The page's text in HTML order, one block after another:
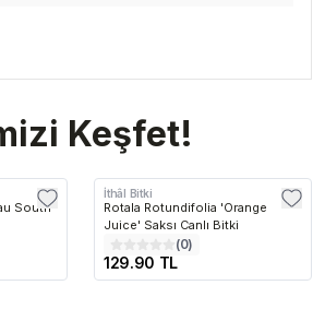
Keşfet!
South
İthâl Bitki
Rotala Rotundifolia 'Orange
Juice' Saksı Canlı Bitki
(0)
129.90 TL